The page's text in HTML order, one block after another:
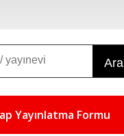
Ara
Yayınlatma Formu